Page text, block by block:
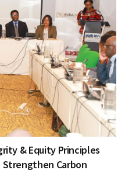
& Equity Principles
Carbon